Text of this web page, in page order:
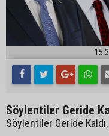
Söylentiler Geride
Söylentiler Geride